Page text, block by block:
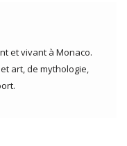
et vivant à Monaco.
art, de mythologie,